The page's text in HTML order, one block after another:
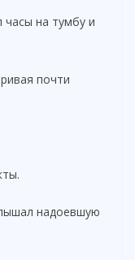
на тумбу и
почти
надоевшую